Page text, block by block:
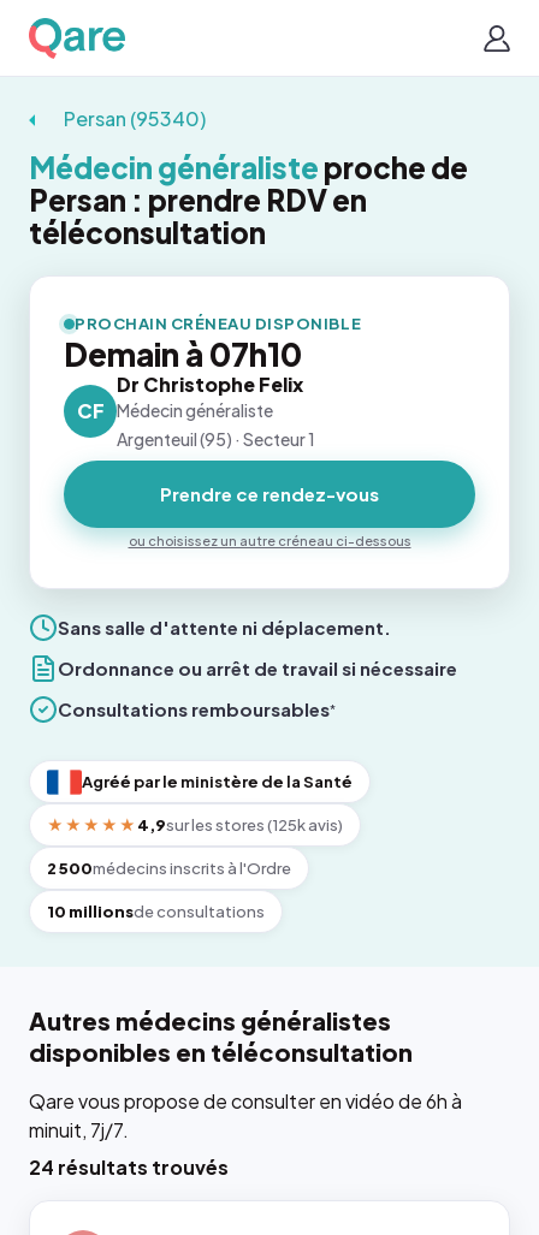
Persan (95340)
Médecin généraliste proche de
Persan : prendre RDV en
téléconsultation
Sans salle d'attente ni déplacement.
Ordonnance ou arrêt de travail si nécessaire
Consultations remboursables*
Agréé par le ministère de la Santé
★★★★★ 4,9sur les stores (125k avis)
2 500médecins inscrits à l'Ordre
10 millionsde consultations
PROCHAIN CRÉNEAU DISPONIBLE
Demain à 07h10
CF
Dr Christophe Felix
Médecin généraliste
Argenteuil (95) · Secteur 1
Prendre ce rendez-vous
ou choisissez un autre créneau ci-dessous
Autres médecins généralistes
disponibles en téléconsultation
Qare vous propose de consulter en vidéo de 6h à
minuit, 7j/7.
24 résultats trouvés